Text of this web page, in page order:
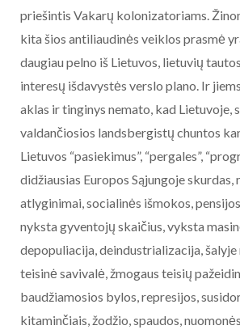
priešintis Vakarų kolonizatoriams.
kita šios antiliaudinės veiklos prasmė
daugiau pelno iš Lietuvos, lietuvių
interesų išdavystės verslo plano. Ir
aklas ir tinginys nemato, kad Lietuvoje,
valdančiosios landsbergistų chuntos
Lietuvos “pasiekimus”, “pergales”,
didžiausias Europos Sąjungoje skurdas,
atlyginimai, socialinės išmokos,
nyksta gyventojų skaičius, vyksta
depopuliacija, deindustrializacija, šalyje
teisinė savivalė, žmogaus teisių
baudžiamosios bylos, represijos,
kitaminčiais, žodžio, spaudos,